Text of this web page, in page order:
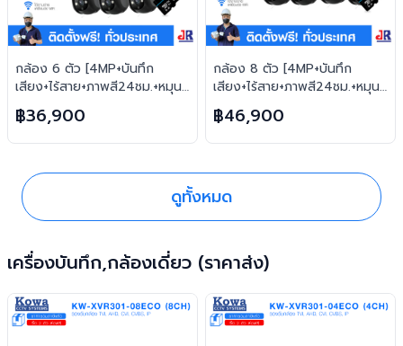
กล้อง 6 ตัว [4MP+บันทึก
เสียง+ไร้สาย+ภาพสี24ชม.+หมุน
ได้โต้ตอบได้] ไร้สาย H.265
FREE เมมทุกตัว
฿36,900
กล้อง 8 ตัว [4MP+บันทึก
เสียง+ไร้สาย+ภาพสี24ชม.+หมุน
ได้โต้ตอบได้] ไร้สาย H.265
FREE เมมทุกตัว
฿46,900
ดูทั้งหมด
เครื่องบันทึก,กล้องเดี่ยว (ราคาส่ง)